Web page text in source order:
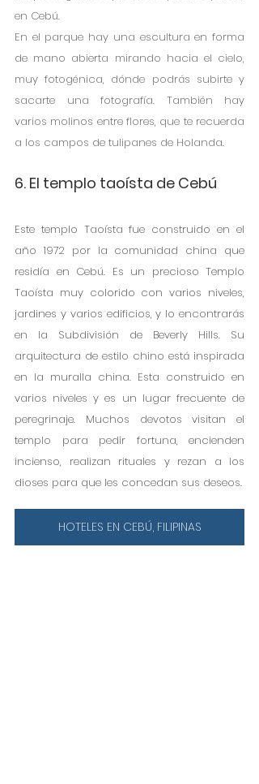
en Cebú.
En el parque hay una escultura en forma
de mano abierta mirando hacia el cielo,
muy fotogénica, dónde podrás subirte y
sacarte una fotografía. También hay
varios molinos entre flores, que te recuerda
a los campos de tulipanes de Holanda.
6. El templo taoísta de Cebú
Este templo Taoísta fue construido en el
año 1972 por la comunidad china que
residía en Cebú. Es un precioso Templo
Taoísta muy colorido con varios niveles,
jardines y varios edificios, y lo encontrarás
en la Subdivisión de Beverly Hills. Su
arquitectura de estilo chino está inspirada
en la muralla china. Esta construido en
varios niveles y es un lugar frecuente de
peregrinaje. Muchos devotos visitan el
templo para pedir fortuna, encienden
incienso, realizan rituales y rezan a los
HOTELES EN CEBÚ, FILIPINAS